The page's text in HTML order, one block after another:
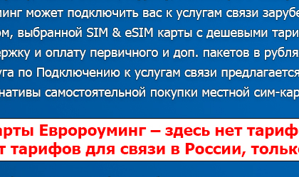
– всегда бесплатный
для покупки сим-карты